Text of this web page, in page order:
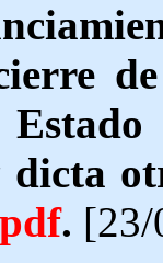
pdf. [23/